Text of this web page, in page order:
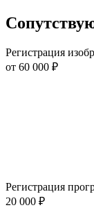
Регистрация
от 60 000 ₽
Регистрация
20 000 ₽